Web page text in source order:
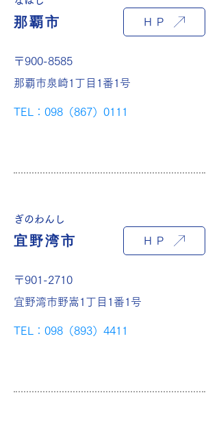
那覇市 ＨＰ
〒900-8585
那覇市泉崎1丁目1番1号
TEL：098（867）0111
ぎのわんし
宜野湾市 ＨＰ
〒901-2710
宜野湾市野嵩1丁目1番1号
TEL：098（893）4411